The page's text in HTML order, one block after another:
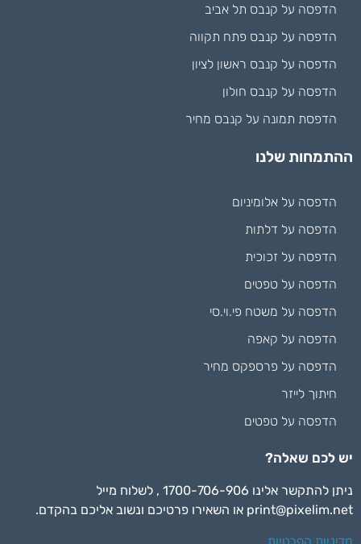
הדפסה על קנבס תל אביב
הדפסה על קנבס פתח תקווה
הדפסה על קנבס ראשון לציון
הדפסה על קנבס חולון
הדפסת תמונה על קנבס מחיר
ההתמחות שלנו
הדפסה על אלומיניום
הדפסה על דלתות
הדפסה על זכוכית
הדפסה על טפטים
הדפסה על משטח פי.וי.סי
הדפסה על קאפה
הדפסה על פרספקס מחיר
חיתוך לייזר
הדפסה על טפטים
יש לכם שאלה?
ניתן להתקשר אלינו 1700-706-906 , לשלוח מייל
print@pixelim.net או השאירו פרטיכם ונשוב אליכם בהקדם.